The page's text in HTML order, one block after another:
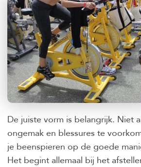
De juiste vorm is belangrijk. Niet
ongemak en blessures te
je beenspieren op de goede
Het begint allemaal bij het